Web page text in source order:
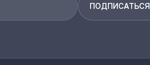
ПОДПИСАТЬСЯ